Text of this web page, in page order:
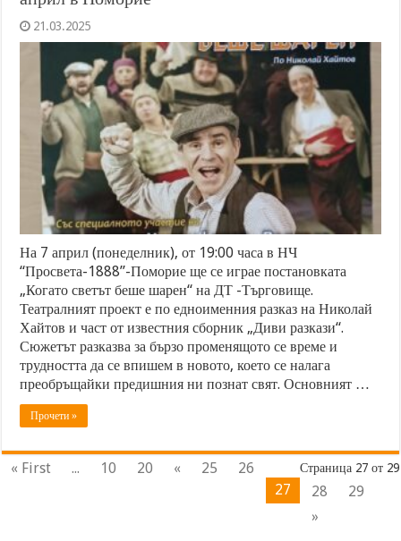
21.03.2025
На 7 април (понеделник), от 19:00 часа в НЧ
“Просвета-1888”-Поморие ще се играе постановката
„Когато светът беше шарен“ на ДТ -Търговище.
Театралният проект е по едноименния разказ на Николай
Хайтов и част от известния сборник „Диви разкази“.
Сюжетът разказва за бързо променящото се време и
трудността да се впишем в новото, което се налага
преобръщайки предишния ни познат свят. Основният …
Прочети »
Страница 27 от 29
« First ... 10 20 « 25
26
27
28
29
»